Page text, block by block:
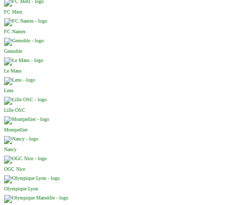
FC Metz
FC Nantes
Grenoble
Le Mans
Lens
Lille OSC
Montpellier
Nancy
OGC Nice
Olympique Lyon